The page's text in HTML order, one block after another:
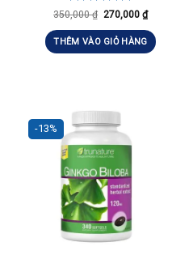
Được xếp
5 sao
350,000₫ 270,000 ₫
THÊM VÀO GIỎ HÀNG
-13%